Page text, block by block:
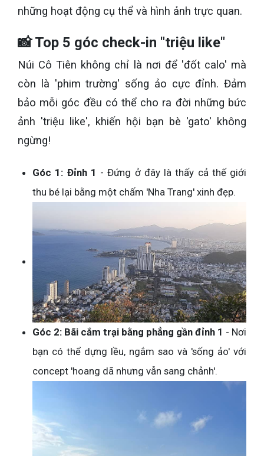
những hoạt động cụ thể và hình ảnh trực quan.
📸 Top 5 góc check-in "triệu like"
Núi Cô Tiên không chỉ là nơi để 'đốt calo' mà
còn là 'phim trường' sống ảo cực đỉnh. Đảm
bảo mỗi góc đều có thể cho ra đời những bức
ảnh 'triệu like', khiến hội bạn bè 'gato' không
ngừng!
Góc 1: Đỉnh 1 - Đứng ở đây là thấy cả thế giới
thu bé lại bằng một chấm 'Nha Trang' xinh đẹp.
Góc 2: Bãi cắm trại bằng phẳng gần đỉnh 1 - Nơi
bạn có thể dựng lều, ngắm sao và 'sống ảo' với
concept 'hoang dã nhưng vẫn sang chảnh'.